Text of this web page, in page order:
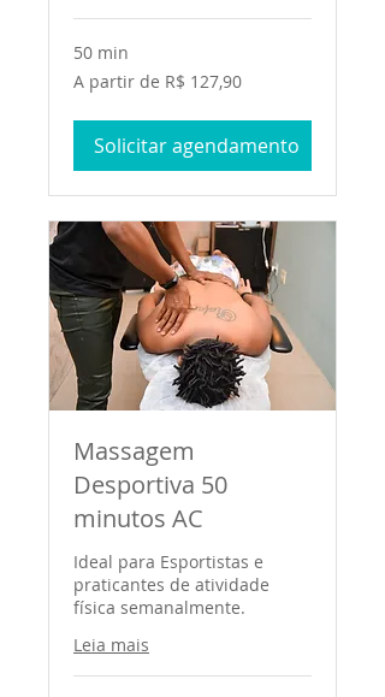
50 min
A
partir
brasileiros
A partir de R$ 127,90
Solicitar agendamento
Massagem
Desportiva 50
minutos AC
Ideal para Esportistas e
praticantes de atividade
física semanalmente.
Leia mais